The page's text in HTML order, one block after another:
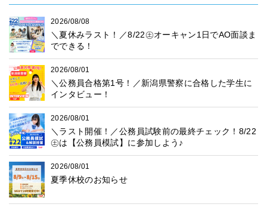
2026/08/08
＼夏休みラスト！／8/22㊏オーキャン1日でAO面談ま
でできる！
2026/08/01
＼公務員合格第1号！／新潟県警察に合格した学生に
インタビュー！
2026/08/01
＼ラスト開催！／公務員試験前の最終チェック！8/22
㊏は【公務員模試】に参加しよう♪
2026/08/01
夏季休校のお知らせ